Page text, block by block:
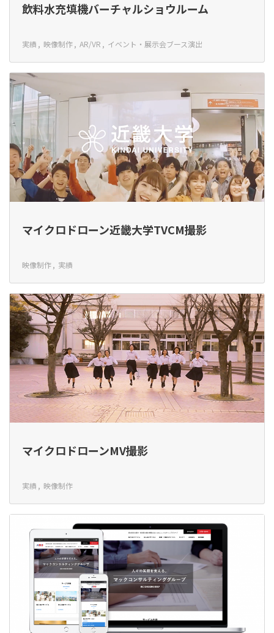
飲料水充填機バーチャルショウルーム
実績 映像制作 AR/VR イベント・展示会ブース演出
マイクロドローン近畿大学TVCM撮影
映像制作 実績
マイクロドローンMV撮影
実績 映像制作